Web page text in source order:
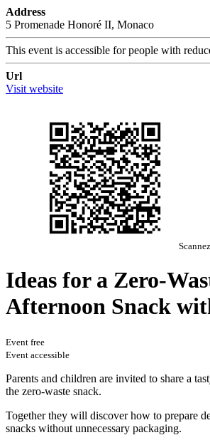
Address
5 Promenade Honoré II, Monaco
This event is accessible for people with
Url
Visit website
Ideas for a Zero-
Afternoon Snack
Event free
Event accessible
Parents and children are invited to share a
the zero-waste snack.
Together they will discover how to prepare
snacks without unnecessary packaging.